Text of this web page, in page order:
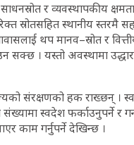
साधनस्रोत र व्यवस्थापकीय
स्रोतसहित स्थानीय स्तरमै
थप मानव–स्रोत र
सक्छ । यस्तो अवस्थामा
संरक्षणको हक राख्छन् ।
संख्यामा स्वदेश फर्काउनुपर्ने
काम गर्नुपर्ने देखिन्छ ।